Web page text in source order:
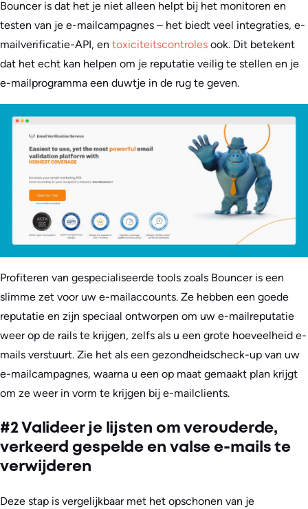
Bouncer is dat het je niet alleen helpt bij het monitoren en
testen van je e-mailcampagnes – het biedt veel integraties, e-
mailverificatie-API, en toxiciteitscontroles ook. Dit betekent
dat het echt kan helpen om je reputatie veilig te stellen en je
e-mailprogramma een duwtje in de rug te geven.
Profiteren van gespecialiseerde tools zoals Bouncer is een
slimme zet voor uw e-mailaccounts. Ze hebben een goede
reputatie en zijn speciaal ontworpen om uw e-mailreputatie
weer op de rails te krijgen, zelfs als u een grote hoeveelheid e-
mails verstuurt. Zie het als een gezondheidscheck-up van uw
e-mailcampagnes, waarna u een op maat gemaakt plan krijgt
om ze weer in vorm te krijgen bij e-mailclients.
#2 Valideer je lijsten om verouderde,
verkeerd gespelde en valse e-mails te
verwijderen
Deze stap is vergelijkbaar met het opschonen van je